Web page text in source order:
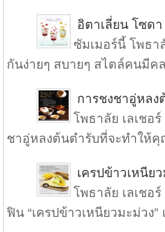
อิตาเลี่ยน โซด
ซัมเมอร์นี้ โพธา
กันง่ายๆ สบายๆ สไตล์คนมีค
การชงชาอู่หลง
โพธาลัย เลเชอ
ชาอู่หลงต้นตำรับที่จะทำให้
เครปข้าวเหนีย
โพธาลัย เลเชอ
ฟิน “เครปข้าวเหนียวมะม่วง”